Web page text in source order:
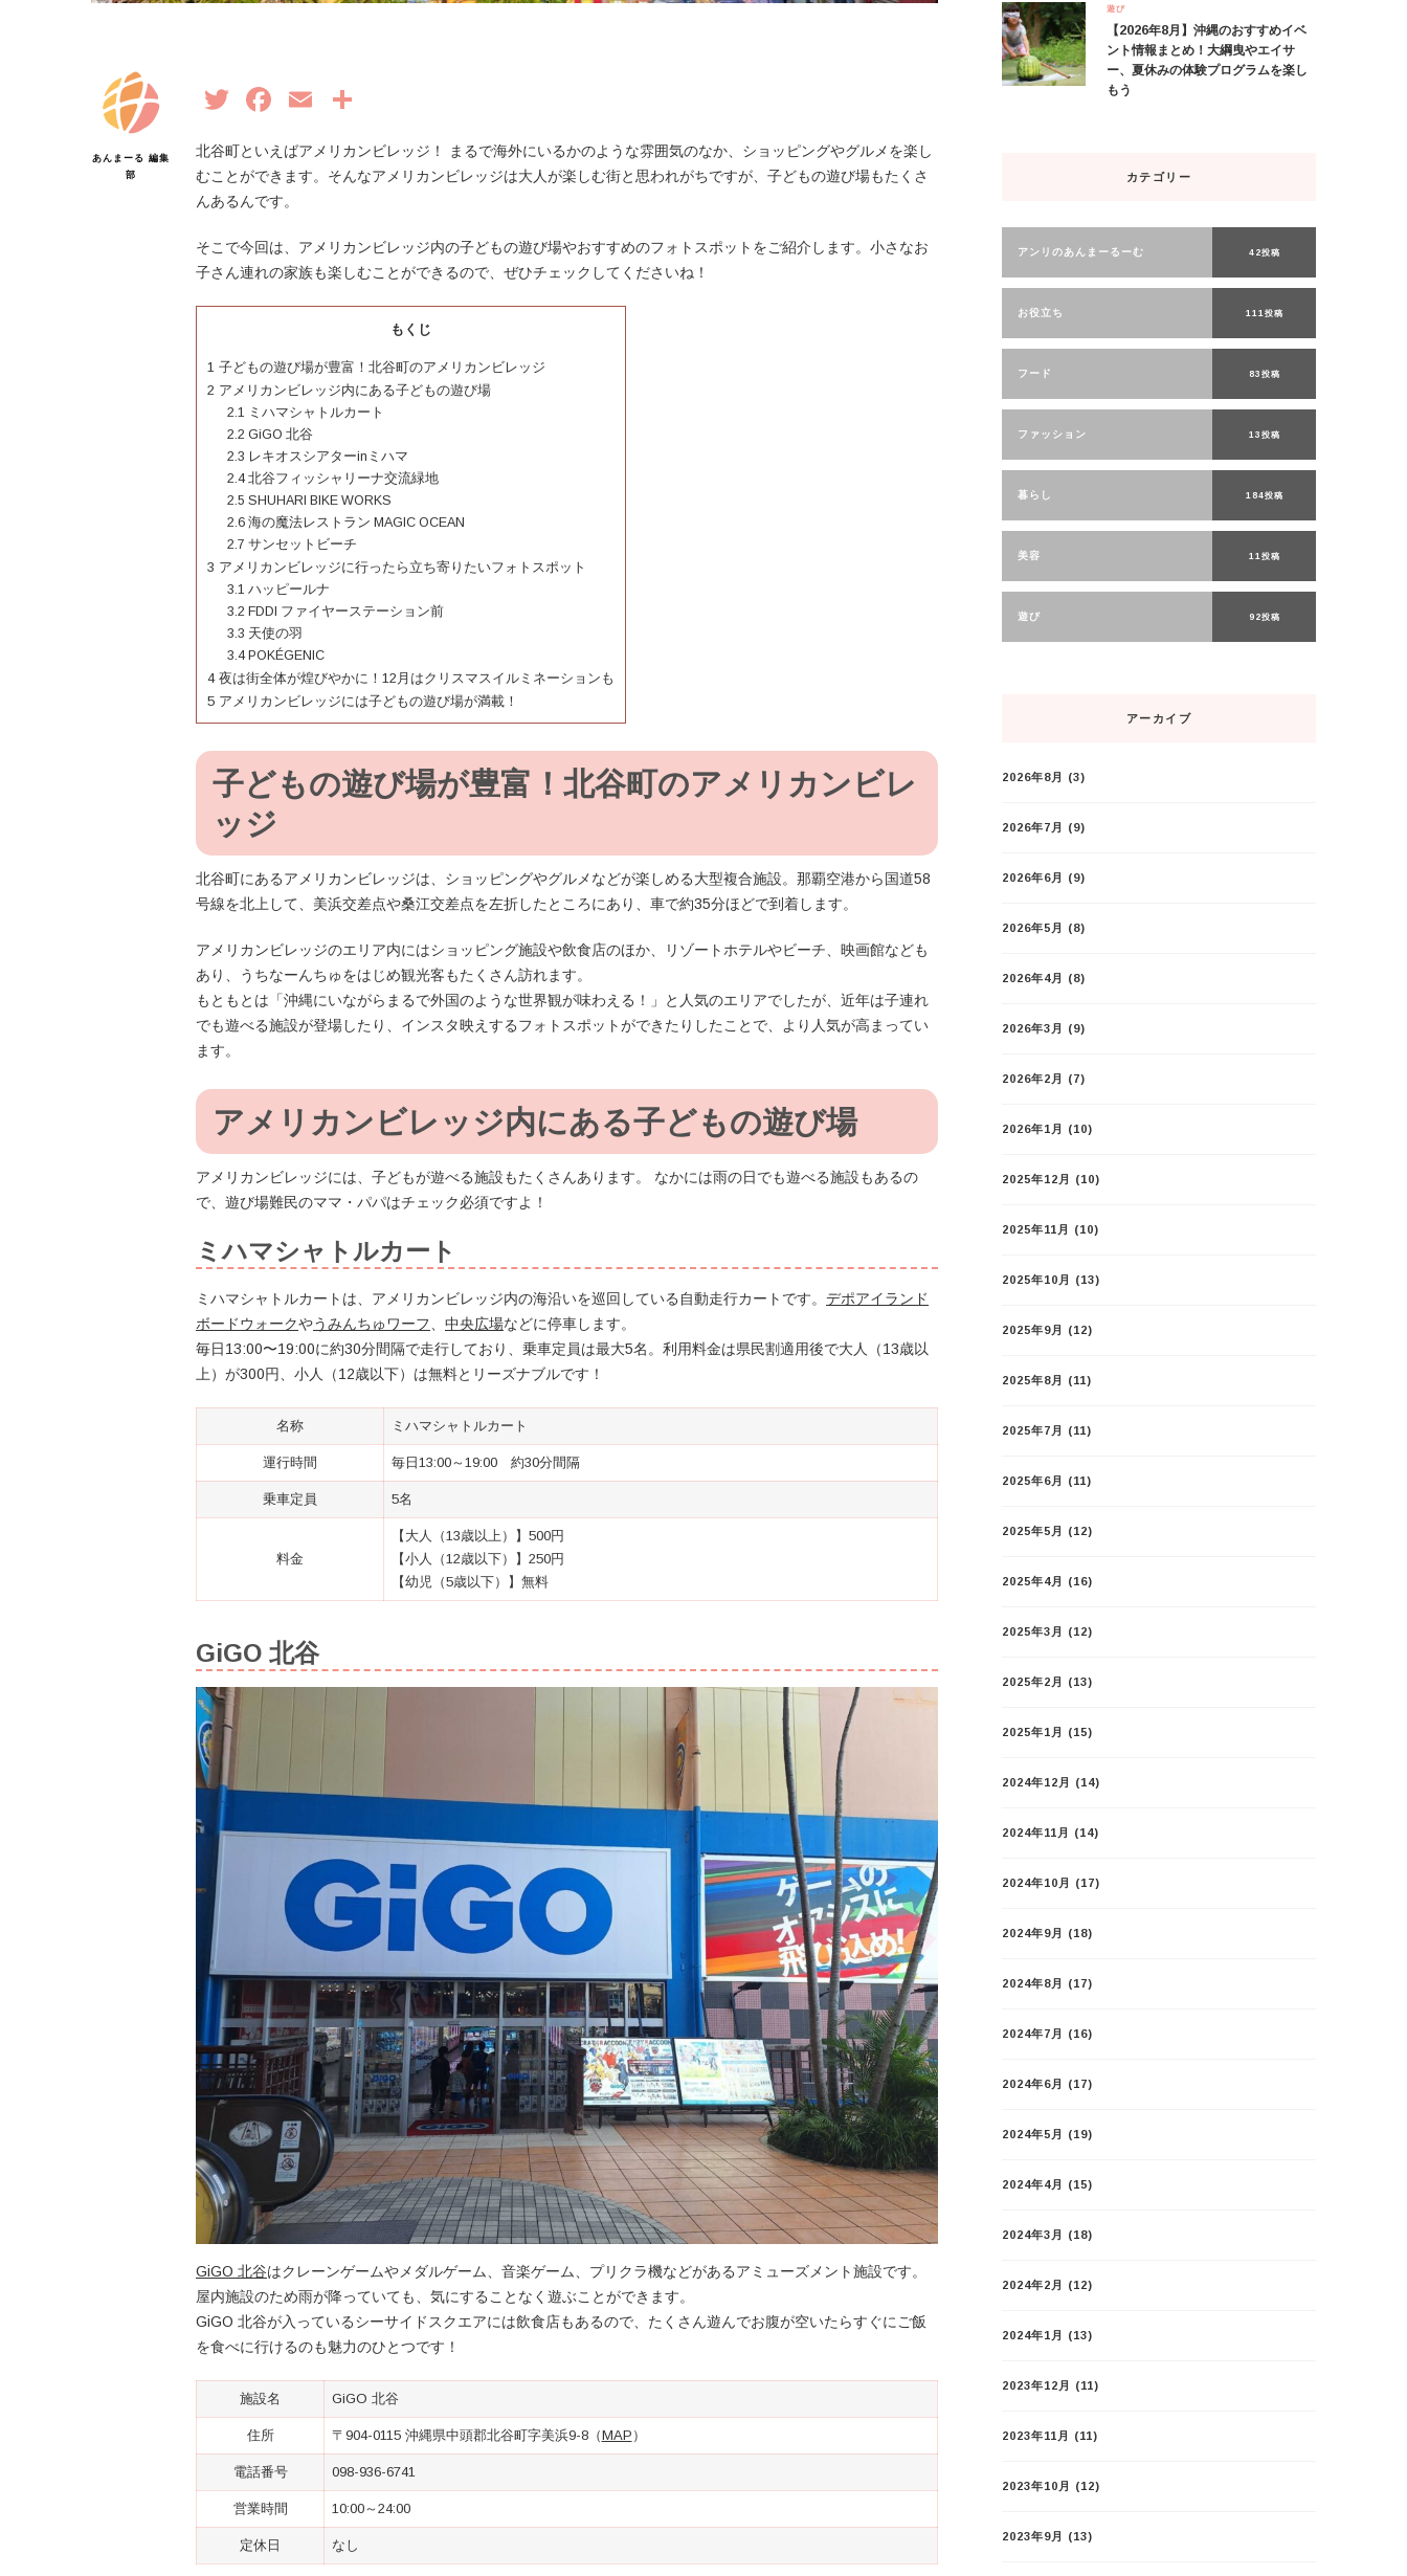
あんまーる 編集
部
TwitterFacebook
Email
北谷町といえばアメリカンビレッジ！ まるで海外にいるかのような雰囲気のなか、ショッピングやグルメを楽し
むことができます。そんなアメリカンビレッジは大人が楽しむ街と思われがちですが、子どもの遊び場もたくさ
んあるんです。
そこで今回は、アメリカンビレッジ内の子どもの遊び場やおすすめのフォトスポットをご紹介します。小さなお
子さん連れの家族も楽しむことができるので、ぜひチェックしてくださいね！
もくじ
1 子どもの遊び場が豊富！北谷町のアメリカンビレッジ
2 アメリカンビレッジ内にある子どもの遊び場
2.1
ミハマシャトルカート
2.2 GiGO 北谷
2.3 レキオスシアターinミハマ
2.4北谷フィッシャリーナ交流緑地
2.5 SHUHARI BIKE WORKS
2.6 海の魔法レストラン MAGIC OCEAN
2.7 サンセットビーチ
3 アメリカンビレッジに行ったら立ち寄りたいフォトスポット
3.1 ハッピールナ
3.2 FDDI ファイヤーステーション前
3.3 天使の羽
3.4POKÉGENIC
4夜は街全体が煌びやかに！12月はクリスマスイルミネーションも
5 アメリカンビレッジには子どもの遊び場が満載！
子どもの遊び場が豊富！北谷町のアメリカンビレ
ッジ
北谷町にあるアメリカンビレッジは、ショッピングやグルメなどが楽しめる大型複合施設。那覇空港から国道58
号線を北上して、美浜交差点や桑江交差点を左折したところにあり、車で約35分ほどで到着します。
アメリカンビレッジのエリア内にはショッピング施設や飲食店のほか、リゾートホテルやビーチ、映画館なども
あり、うちなーんちゅをはじめ観光客もたくさん訪れます。
もともとは「沖縄にいながらまるで外国のような世界観が味わえる！」と人気のエリアでしたが、近年は子連れ
でも遊べる施設が登場したり、インスタ映えするフォトスポットができたりしたことで、より人気が高まってい
ます。
アメリカンビレッジ内にある子どもの遊び場
アメリカンビレッジには、子どもが遊べる施設もたくさんあります。 なかには雨の日でも遊べる施設もあるの
で、遊び場難民のママ・パパはチェック必須ですよ！
ミハマシャトルカート
ミハマシャトルカートは、アメリカンビレッジ内の海沿いを巡回している自動走行カートです。 デポアイランド
ボードウォークやうみんちゅワーフ 中央広場などに停車します。
毎日13:00〜19:00に約30分間隔で走行しており、乗車定員は最大5名。利用料金は県民割適用後で大人（13歳以
上）が300円、小人（12歳以下）は無料とリーズナブルです！
名称 ミハマシャトルカート
運行時間 毎日13:00～19:00 約30分間隔
乗車定員 5名
料金
【大人（13歳以上）】500円
【小人（12歳以下）】250円
【幼児（5歳以下）】無料
GiGO 北谷
GiGO 北谷はクレーンゲームやメダルゲーム、音楽ゲーム、プリクラ機などがあるアミューズメント施設です。
屋内施設のため雨が降っていても、気にすることなく遊ぶことができます。
GiGO 北谷が入っているシーサイドスクエアには飲食店もあるので、たくさん遊んでお腹が空いたらすぐにご飯
を食べに行けるのも魅力のひとつです！
施設名 GiGO 北谷
住所 〒904-0115 沖縄県中頭郡北谷町字美浜9-8（MAP ）
電話番号 098-936-6741
営業時間 10:00～24:00
定休日 なし
遊び
【2026年8月】沖縄のおすすめイベ
ント情報まとめ！大綱曳やエイサ
ー、夏休みの体験プログラムを楽し
もう
カテゴリー
アンリのあんまーるーむ 42投稿
お役立ち 111投稿
フード 83投稿
ファッション 13投稿
暮らし 184投稿
美容 11投稿
遊び 92投稿
アーカイブ
2026年8月 (3)
2026年7月 (9)
2026年6月 (9)
2026年5月 (8)
2026年4月 (8)
2026年3月 (9)
2026年2月 (7)
2026年1月 (10)
2025年12月 (10)
2025年11月 (10)
2025年10月 (13)
2025年9月 (12)
2025年8月 (11)
2025年7月 (11)
2025年6月 (11)
2025年5月 (12)
2025年4月 (16)
2025年3月 (12)
2025年2月 (13)
2025年1月 (15)
2024年12月 (14)
2024年11月 (14)
2024年10月 (17)
2024年9月 (18)
2024年8月 (17)
2024年7月 (16)
2024年6月 (17)
2024年5月 (19)
2024年4月 (15)
2024年3月 (18)
2024年2月 (12)
2024年1月 (13)
2023年12月 (11)
2023年11月 (11)
2023年10月 (12)
2023年9月 (13)